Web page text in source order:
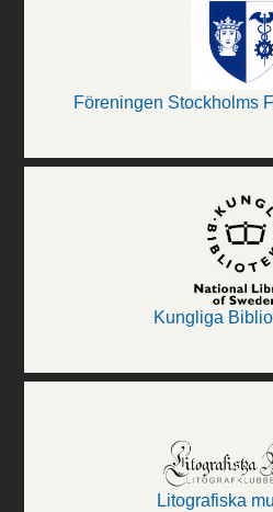
Föreningen Stockholms
Kungliga
Litografiska